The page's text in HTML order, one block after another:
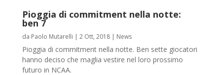
Pioggia di commitment nella notte:
ben 7
da Paolo Mutarelli | 2 Ott, 2018| News
Pioggia di commitment nella notte. Ben sette giocatori
hanno deciso che maglia vestire nel loro prossimo
futuro in NCAA.